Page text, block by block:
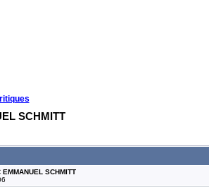
SCHMITT
SCHMITT